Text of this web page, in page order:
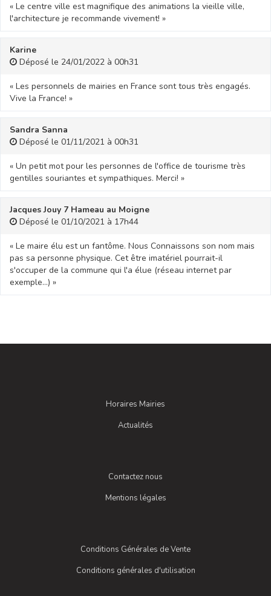
« Le centre ville est magnifique des animations la vieille ville,
l'architecture je recommande vivement! »
Karine
Déposé le 24/01/2022 à 00h31
« Les personnels de mairies en France sont tous très engagés.
Vive la France! »
Sandra Sanna
Déposé le 01/11/2021 à 00h31
« Un petit mot pour les personnes de l'office de tourisme très
gentilles souriantes et sympathiques. Merci! »
Jacques Jouy 7 Hameau au Moigne
Déposé le 01/10/2021 à 17h44
« Le maire élu est un fantôme. Nous Connaissons son nom mais
pas sa personne physique. Cet être imatériel pourrait-il
s'occuper de la commune qui l'a élue (réseau internet par
exemple...) »
Horaires Mairies
Actualités
Contactez nous
Mentions légales
Conditions Générales de Vente
Conditions générales d'utilisation